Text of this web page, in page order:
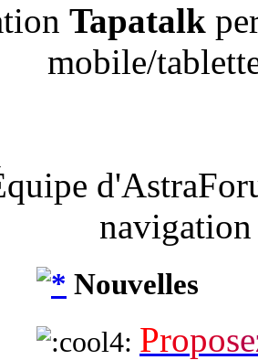
Tapatalk
mobile/
Nouvelles
Propose